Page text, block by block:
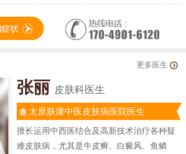
更多医生
张丽 皮肤科医生
太原肤康中医皮肤病医院医生
擅长运用中西医结合及高新技术治疗各种疑
难皮肤病，尤其是牛皮癣、白癜风、鱼鳞